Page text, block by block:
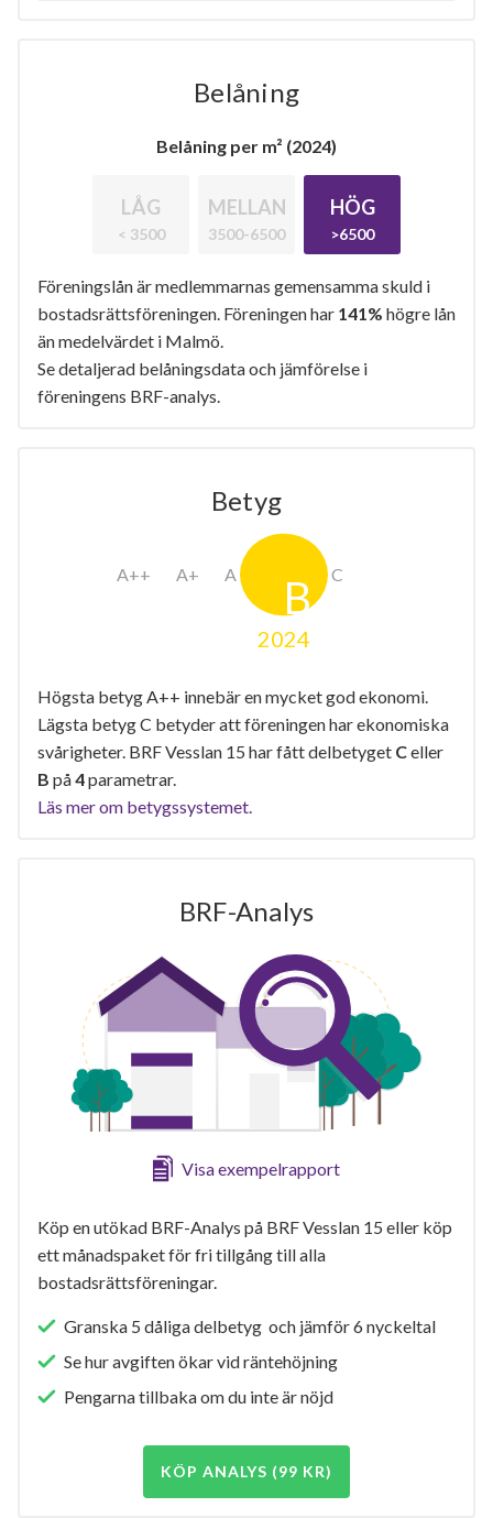
Belåning
Belåning per m² (2024)
LÅG
< 3500
MELLAN
3500-6500
HÖG
>6500
Föreningslån är medlemmarnas gemensamma skuld i
bostadsrättsföreningen. Föreningen har 141% högre lån
än medelvärdet i Malmö.
Se detaljerad belåningsdata och jämförelse i
föreningens BRF-analys.
Betyg
2024
Högsta betyg A++ innebär en mycket god ekonomi.
Lägsta betyg C betyder att föreningen har ekonomiska
svårigheter. BRF Vesslan 15 har fått delbetyget Celler
B på4parametrar.
Läs mer om betygssystemet.
BRF-Analys
Visa exempelrapport
Köp en utökad BRF-Analys på BRF Vesslan 15 eller köp
ett månadspaket för fri tillgång till alla
bostadsrättsföreningar.
Granska 5 dåliga delbetyg och jämför 6 nyckeltal
Se hur avgiften ökar vid räntehöjning
Pengarna tillbaka om du inte är nöjd
KÖP ANALYS (99 KR)